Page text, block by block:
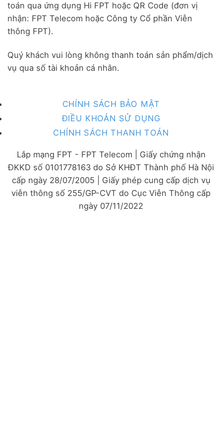
toán qua ứng dụng Hi FPT hoặc QR Code (đơn vị
nhận: FPT Telecom hoặc Công ty Cổ phần Viễn
thông FPT).
Quý khách vui lòng không thanh toán sản phẩm/dịch
vụ qua số tài khoản cá nhân.
CHÍNH SÁCH BẢO MẬT
ĐIỀU KHOẢN SỬ DỤNG
CHÍNH SÁCH THANH TOÁN
Lắp mạng FPT - FPT Telecom | Giấy chứng nhận
ĐKKD số 0101778163 do Sở KHĐT Thành phố Hà Nội
cấp ngày 28/07/2005 | Giấy phép cung cấp dịch vụ
viễn thông số 255/GP-CVT do Cục Viễn Thông cấp
ngày 07/11/2022